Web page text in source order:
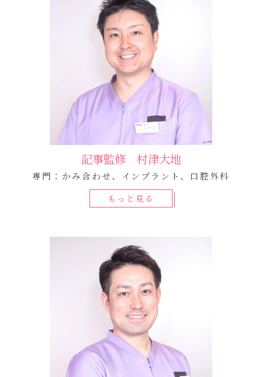
記事監修 村津大地
専門：かみ合わせ、インプラント、口腔外科
もっと見る